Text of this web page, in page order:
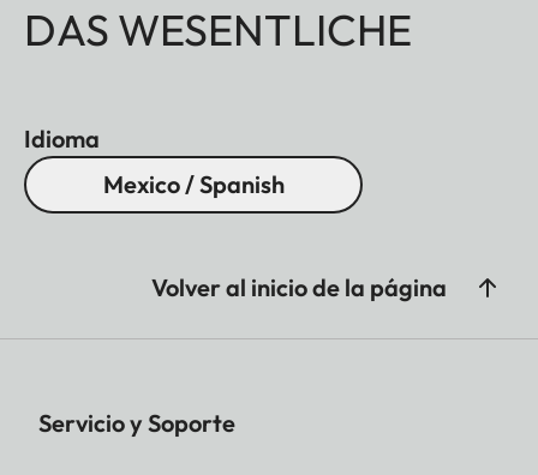
DAS WESENTLICHE
Idioma
Mexico / Spanish
Volver al inicio de la página
Servicio y Soporte